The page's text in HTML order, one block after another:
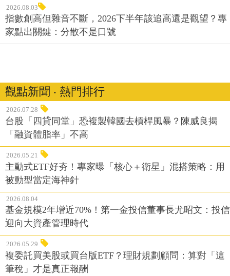
2026.08.03
指數創高但雜音不斷，2026下半年該追高還是觀望？專
家點出關鍵：分散不是口號
觀點新聞 ‧ 熱門排行
2026.07.28
台股「四貸同堂」恐複製韓國去槓桿風暴？陳威良揭
「融資體脂率」不高
2026.05.21
主動式ETF好夯！專家曝「核心＋衛星」混搭策略：用
被動型當定海神針
2026.08.04
基金規模2年增近70%！第一金投信董事長尤昭文：投信
迎向大資產管理時代
2026.05.29
複委託買美股或買台版ETF？理財規劃顧問：算對「這
筆稅」才是真正報酬